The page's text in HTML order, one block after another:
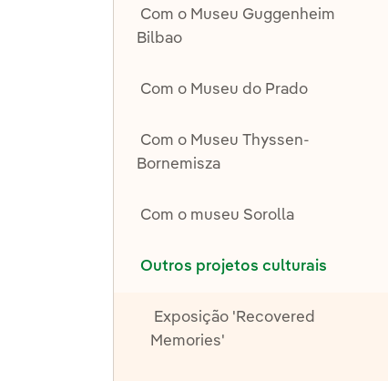
Com o Museu Guggenheim
Bilbao
Com o Museu do Prado
Com o Museu Thyssen-
Bornemisza
Com o museu Sorolla
Outros projetos culturais
Exposição 'Recovered
Memories'